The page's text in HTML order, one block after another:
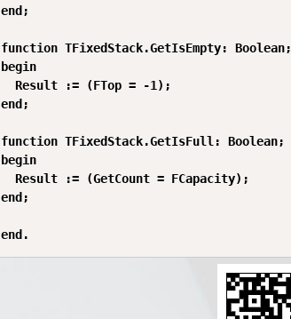
end;
function TFixedStack.GetIsEmpty: Boolean;
begin
  Result := (FTop = -1);
end;
function TFixedStack.GetIsFull: Boolean;
begin
  Result := (GetCount = FCapacity);
end;